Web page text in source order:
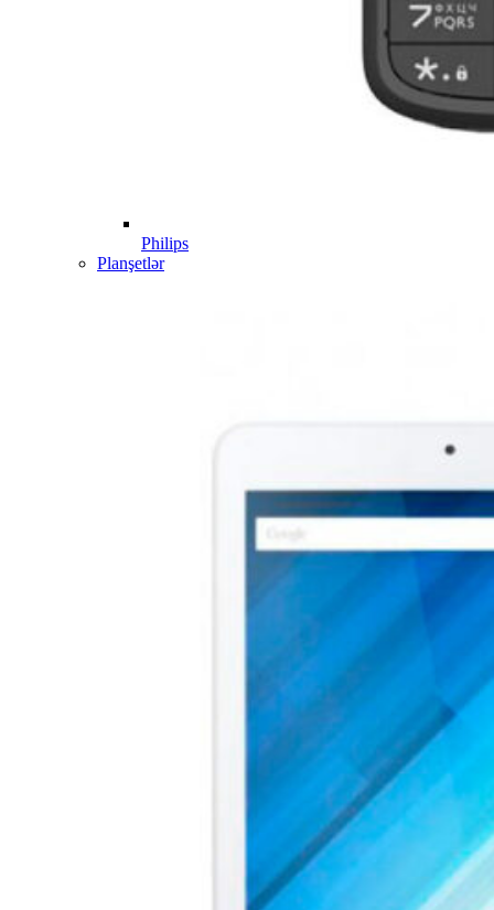
Philips
Planşetlər